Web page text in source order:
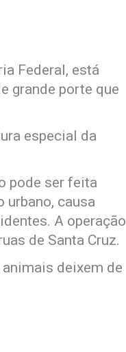
Federal, está
grande porte que
especial da
pode ser feita
causa
A operação
de Santa Cruz.
deixem de